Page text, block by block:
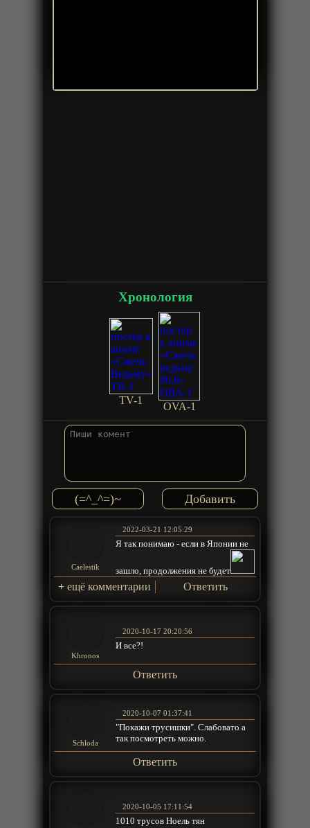
Хронология
TV-1
OVA-1
(=^_^=)~
Caelestik
2022-03-21 12:05:29
Я так понимаю - если в Японии не
зашло, продолжения не будет
+ ещё комментарии Ответить
Khronos
2020-10-17 20:20:56
И все?!
Ответить
Schloda
2020-10-07 01:37:41
"Покажи трусишки". Слабовато а
так посмотреть можно.
Ответить
2020-10-05 17:11:54
1010 трусов Ноель тян